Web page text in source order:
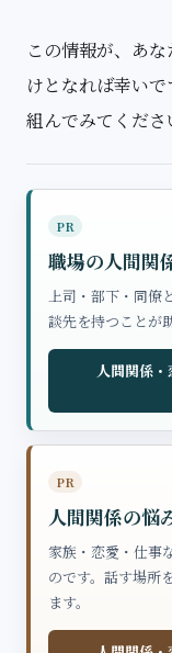
この情報が、あ
けとなれば幸い
組んでみてくださ
PR
職場の人間関
上司・部下・同僚
談先を持つことが
人間関係
PR
人間関係の悩
家族・恋愛・仕事
のです。話す場所
ます。